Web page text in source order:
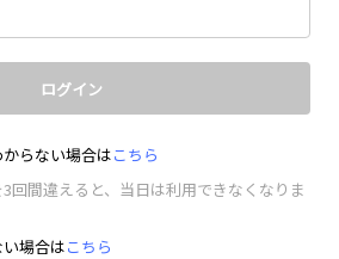
ログイン
らない場合はこちら
回間違えると、当日は利用できなくなりま
場合はこちら